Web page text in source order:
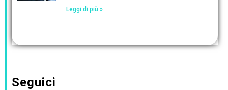
Leggi di più »
Seguici